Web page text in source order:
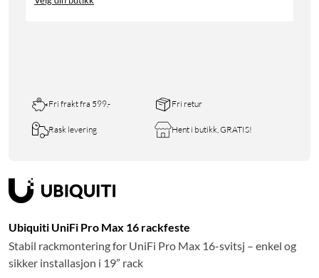
Fri frakt fra 599,- Fri retur
Rask levering Hent i butikk, GRATIS!
Ubiquiti UniFi Pro Max 16 rackfeste
Stabil rackmontering for UniFi Pro Max 16-svitsj – enkel og
sikker installasjon i 19” rack